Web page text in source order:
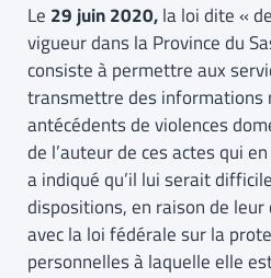
Le 29 juin 2020,la loi dite «
vigueur dans la Province du
consiste à permettre aux
transmettre des informations
antécédents de violences
de l’auteur de ces actes qui
a indiqué qu’il lui serait
dispositions, en raison de
avec la loi fédérale sur la
personnelles à laquelle elle